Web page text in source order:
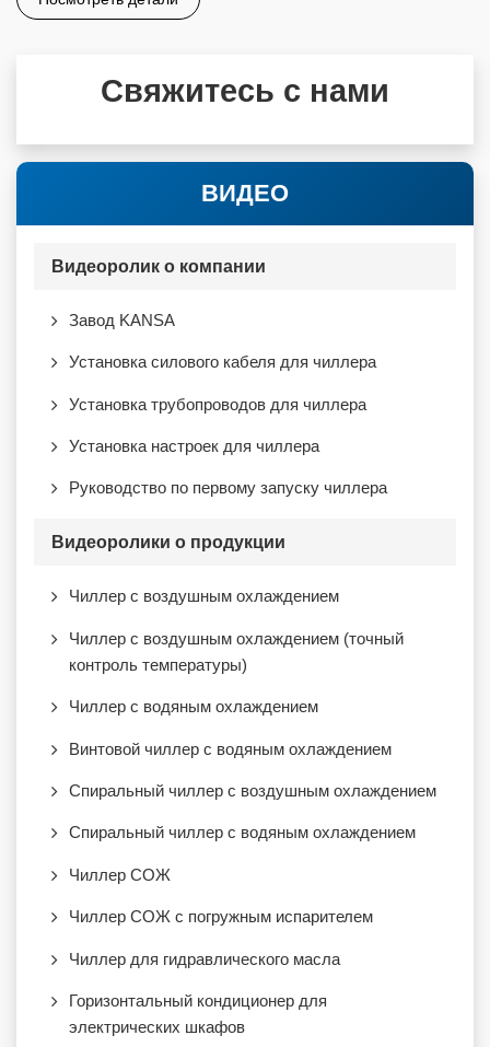
Свяжитесь с нами
ВИДЕО
Видеоролик о компании
Завод KANSA
Установка силового кабеля для чиллера
Установка трубопроводов для чиллера
Установка настроек для чиллера
Руководство по первому запуску чиллера
Видеоролики о продукции
Чиллер с воздушным охлаждением
Чиллер с воздушным охлаждением (точный
контроль температуры)
Чиллер с водяным охлаждением
Винтовой чиллер с водяным охлаждением
Спиральный чиллер с воздушным охлаждением
Спиральный чиллер с водяным охлаждением
Чиллер СОЖ
Чиллер СОЖ с погружным испарителем
Чиллер для гидравлического масла
Горизонтальный кондиционер для
электрических шкафов